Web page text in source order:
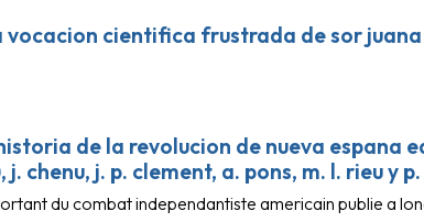
cientifica frustrada de sor juana
de la revolucion de nueva espana
chenu, j. p. clement, a. pons, m. l. rieu y
du combat independantiste americain publie a